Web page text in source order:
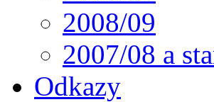
2008/09
2007/08 a
Odkazy